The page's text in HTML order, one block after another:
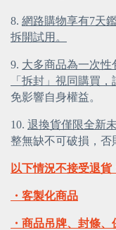
8. 網路購物享有7天
拆開試用。
9. 大多商品為一次性
「拆封」視同購買
免影響自身權益。
10. 退換貨僅限全新
整無缺不可破損，否
以下情況不接受退貨
・客製化商品
・商品吊牌、封條